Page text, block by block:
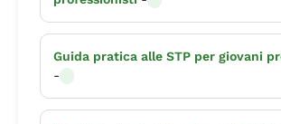
Guida pratica alle STP per giovani
-